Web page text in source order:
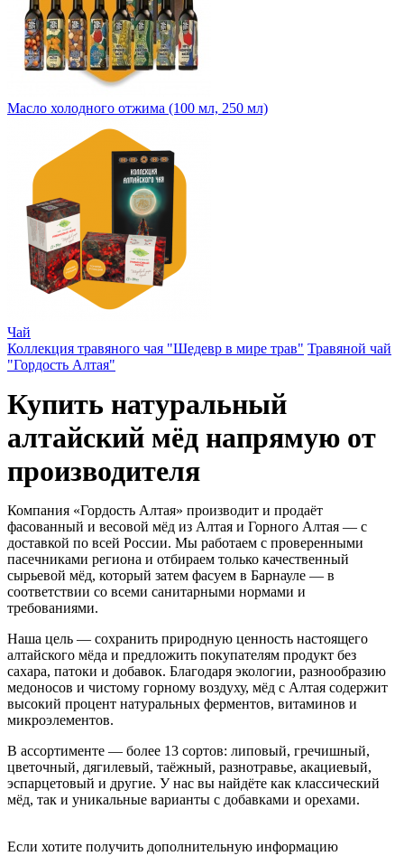
Масло холодного отжима (100 мл, 250 мл)
Чай
Коллекция травяного чая "Шедевр в мире трав" Травяной чай
"Гордость Алтая"
Купить натуральный
алтайский мёд напрямую от
производителя
Компания «Гордость Алтая» производит и продаёт
фасованный и весовой мёд из Алтая и Горного Алтая — с
доставкой по всей России. Мы работаем с проверенными
пасечниками региона и отбираем только качественный
сырьевой мёд, который затем фасуем в Барнауле — в
соответствии со всеми санитарными нормами и
требованиями.
Наша цель — сохранить природную ценность настоящего
алтайского мёда и предложить покупателям продукт без
сахара, патоки и добавок. Благодаря экологии, разнообразию
медоносов и чистому горному воздуху, мёд с Алтая содержит
высокий процент натуральных ферментов, витаминов и
микроэлементов.
В ассортименте — более 13 сортов: липовый, гречишный,
цветочный, дягилевый, таёжный, разнотравье, акациевый,
эспарцетовый и другие. У нас вы найдёте как классический
мёд, так и уникальные варианты с добавками и орехами.
Если хотите получить дополнительную информацию